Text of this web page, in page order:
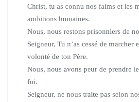
Christ, tu as connu nos faims et les
ambitions humaines.
Nous, nous restons prisonniers de
Seigneur, Tu n’as cessé de marcher
volonté de ton Père.
Nous, nous avons peur de prendre
foi.
Seigneur, ne nous traite pas selon